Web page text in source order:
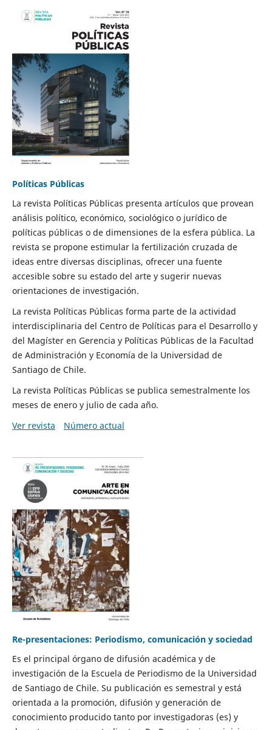
Políticas Públicas
La revista Políticas Públicas presenta artículos que provean
análisis político, económico, sociológico o jurídico de
políticas públicas o de dimensiones de la esfera pública. La
revista se propone estimular la fertilización cruzada de
ideas entre diversas disciplinas, ofrecer una fuente
accesible sobre su estado del arte y sugerir nuevas
orientaciones de investigación.
La revista Políticas Públicas forma parte de la actividad
interdisciplinaria del Centro de Políticas para el Desarrollo y
del Magíster en Gerencia y Políticas Públicas de la Facultad
de Administración y Economía de la Universidad de
Santiago de Chile.
La revista Políticas Públicas se publica semestralmente los
meses de enero y julio de cada año.
Ver revista
Número actual
Re-presentaciones: Periodismo, comunicación y sociedad
Es el principal órgano de difusión académica y de
investigación de la Escuela de Periodismo de la Universidad
de Santiago de Chile. Su publicación es semestral y está
orientada a la promoción, difusión y generación de
conocimiento producido tanto por investigadoras (es) y